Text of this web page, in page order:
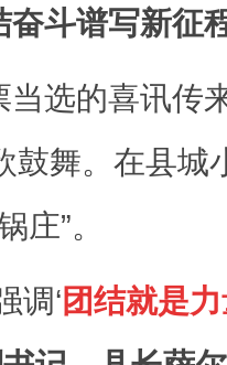
奋斗谱写新征
当选的喜讯传
鼓舞。在县城
庄”。
调‘团结就是